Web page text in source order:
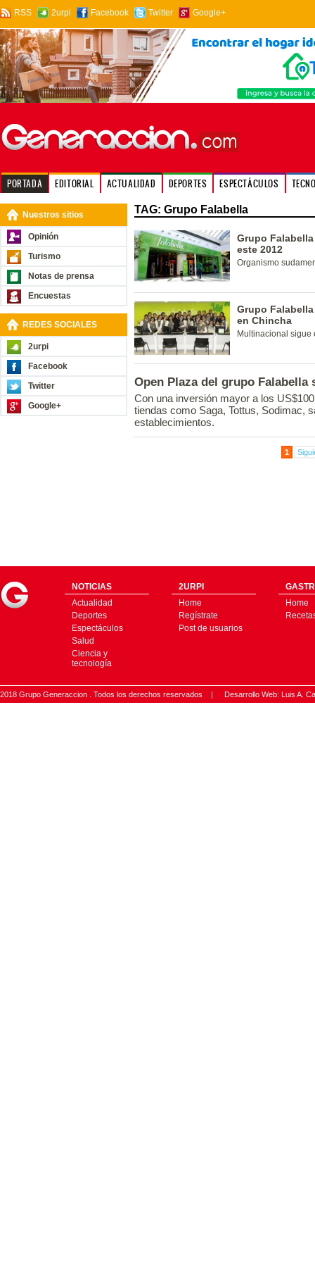
RSS 2urpi Facebook Twitter Google+
PORTADA EDITORIAL ACTUALIDAD DEPORTES ESPECTÁCULOS
Nuestros sitios
Opinión
Turismo
Notas de prensa
Encuestas
REDES SOCIALES
2urpi
Facebook
Twitter
Google+
TAG: Grupo Falabella
Grupo
este 2012
Organismo
Grupo
en Chincha
Multinacional sigue
Open Plaza del grupo
Con una inversión mayor a los
tiendas como Saga, Tottus, Sodimac,
establecimientos.
1
NOTICIAS
Actualidad
Deportes
Espectáculos
Salud
Ciencia y
tecnología
2URPI
Home
Regístrate
Post de usuarios
Home
2018 Grupo Generaccion . Todos los derechos reservados | Desarrollo Web: Luis